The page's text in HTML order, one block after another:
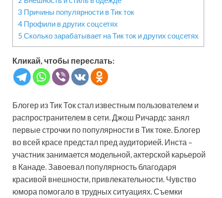
3 Причины популярности в Тик ток
4 Профили в других соцсетях
5 Сколько зарабатывает на Тик ток и других соцсетях
Кликай, чтобы переслать:
Блогер из Тик Ток стал известным пользователем и
распространителем в сети. Джош Ричардс занял
первые строчки по популярности в Тик токе. Блогер
во всей красе предстал пред аудиторией. Инста –
участник занимается модельной, актерской карьерой
в Канаде. Завоевал популярность благодаря
красивой внешности, привлекательности. Чувство
юмора помогало в трудных ситуациях. Съемки